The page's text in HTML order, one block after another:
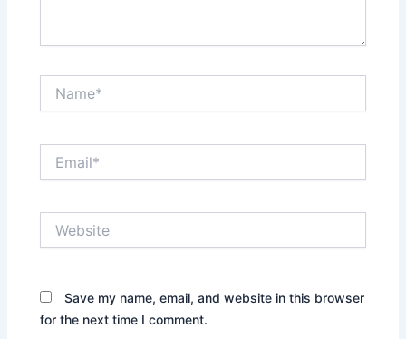
Save my name, email, and website in this browser
for the next time I comment.